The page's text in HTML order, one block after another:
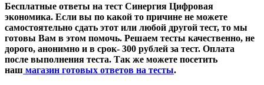
Бесплатные ответы на тест Синергия Цифровая
экономика. Если вы по какой то причине не можете
самостоятельно сдать этот или любой другой тест, то мы
готовы Вам в этом помочь. Решаем тесты качественно, не
дорого, анонимно и в срок- 300 рублей за тест. Оплата
после выполнения теста. Так же можете посетить
наш магазин готовых ответов на тесты.